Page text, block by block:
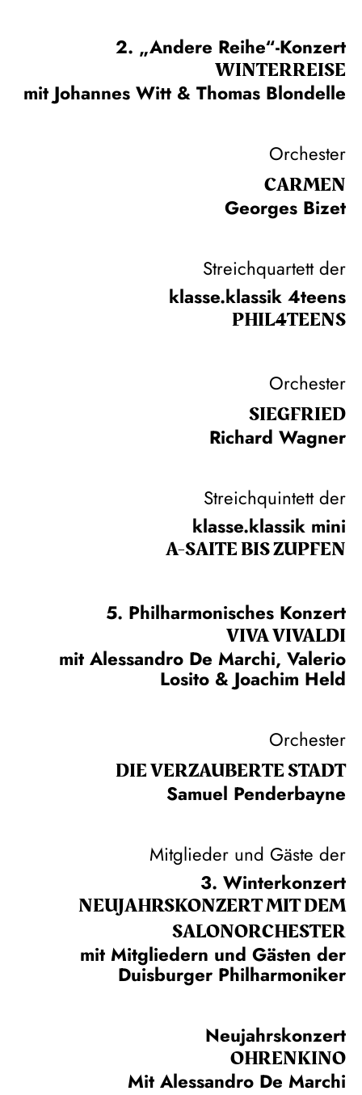
2. „Andere Reihe“-Konzert
WINTER­REISE
mit Johannes Witt & Thomas Blondelle
Orchester
CARMEN
Georges Bizet
Streichquartett der
klasse.klassik 4teens
PHIL­4TEENS
Orchester
SIEG­FRIED
Richard Wagner
Streichquintett der
klasse.klassik mini
A-SAITE BIS ZUPFEN
5. Philharmonisches Konzert
VIVA VIVALDI
mit Alessandro De Marchi, Valerio
Losito & Joachim Held
Orchester
DIE VERZAUBERTE STADT
Samuel Penderbayne
Mitglieder und Gäste der
3. Winterkonzert
NEUJAHRS­KONZERT MIT DEM
SALON­ORCHESTER
mit Mitgliedern und Gästen der
Duisburger Philharmoniker
Neujahrskonzert
OHRENKINO
Mit Alessandro De Marchi